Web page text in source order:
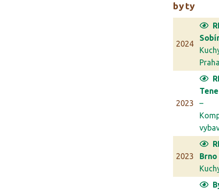
byty
2024
2023
–
2023
Brno